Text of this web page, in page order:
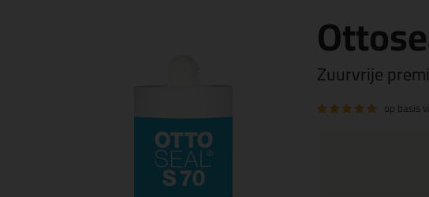
Zuurvrije
op basis